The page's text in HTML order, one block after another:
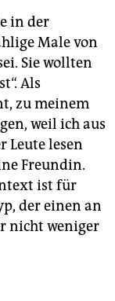
in der
Male von
Sie wollten
Als
zu meinem
weil ich aus
Leute lesen
Freundin.
ist für
der einen an
nicht weniger